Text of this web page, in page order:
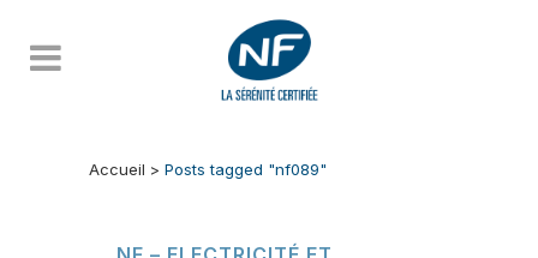
Accueil > Posts tagged "nf089"